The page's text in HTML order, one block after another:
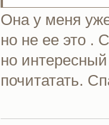
Она у меня
но не ее это .
но
почитатать.